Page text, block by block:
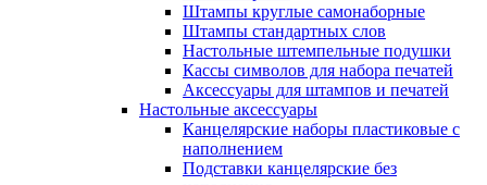
Штампы круглые самонаборные
Штампы стандартных слов
Настольные штемпельные подушки
Кассы символов для набора печатей
Аксессуары для штампов и печатей
Настольные аксессуары
Канцелярские наборы пластиковые с
наполнением
Подставки канцелярские без